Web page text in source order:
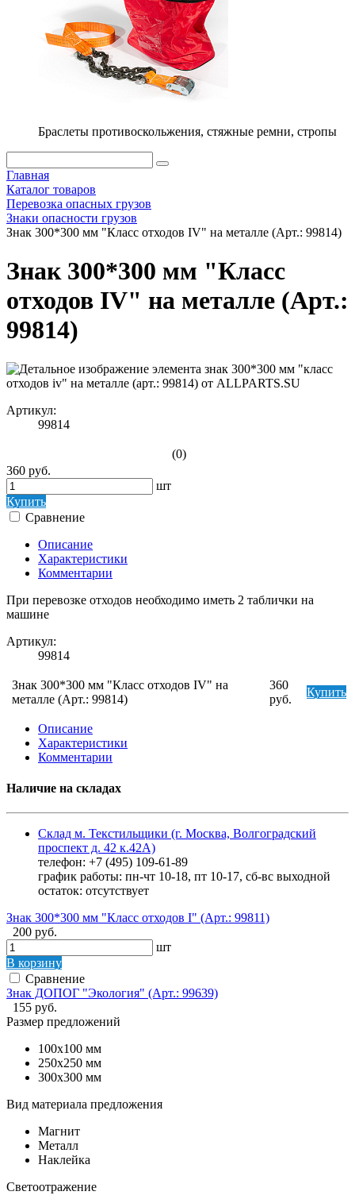
Браслеты противоскольжения, стяжные ремни, стропы
Главная
Каталог товаров
Перевозка опасных грузов
Знаки опасности грузов
Знак 300*300 мм "Класс отходов IV" на металле (Арт.: 99814)
Знак 300*300 мм "Класс
отходов IV" на металле (Арт.:
99814)
Артикул:
99814
(0)
360 руб.
шт
Купить
Сравнение
Описание
Характеристики
Комментарии
При перевозке отходов необходимо иметь 2 таблички на
машине
Артикул:
99814
Знак 300*300 мм "Класс отходов IV" на
металле (Арт.: 99814)
360
руб.
Купить
Описание
Характеристики
Комментарии
Наличие на складах
Склад м. Текстильщики (г. Москва, Волгоградский
проспект д. 42 к.42А)
телефон: +7 (495) 109-61-89
график работы: пн-чт 10-18, пт 10-17, сб-вс выходной
остаток: отсутствует
Знак 300*300 мм "Класс отходов I" (Арт.: 99811)
200 руб.
шт
В корзину
Сравнение
Знак ДОПОГ "Экология" (Арт.: 99639)
155 руб.
Размер предложений
100x100 мм
250x250 мм
300x300 мм
Вид материала предложения
Магнит
Металл
Наклейка
Светоотражение